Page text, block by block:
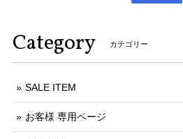
Category カテゴリー
SALE ITEM
お客様 専用ページ